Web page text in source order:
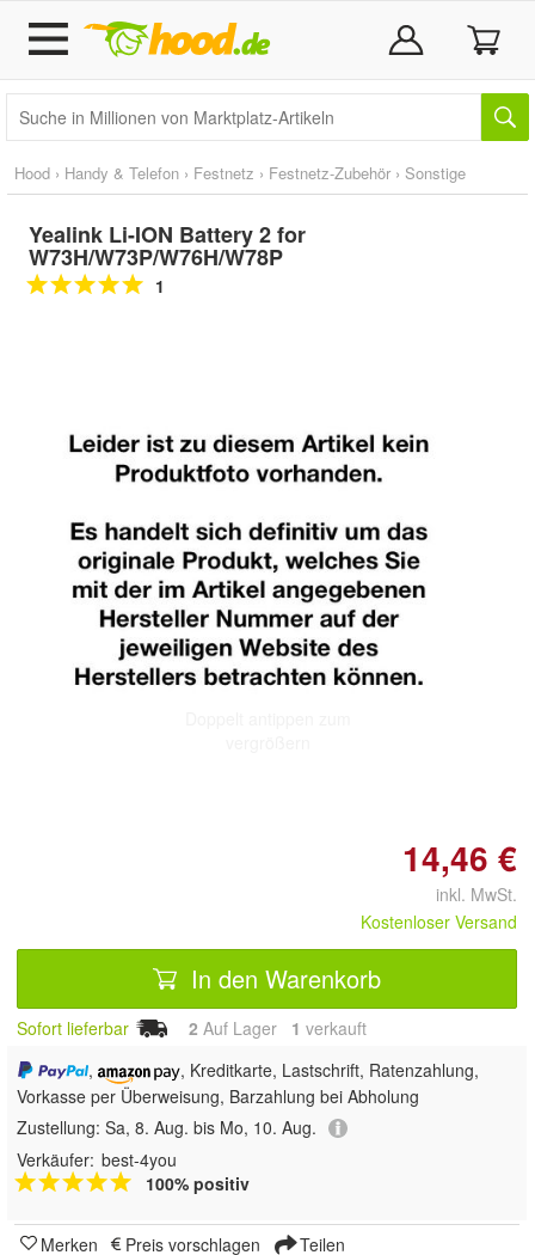
Hood › Handy & Telefon › Festnetz › Festnetz-Zubehör › Sonstige
Yealink Li-ION Battery 2 for
W73H/W73P/W76H/W78P
1
14,46 €
inkl. MwSt.
Kostenloser Versand
In den Warenkorb
Sofort lieferbar 2 Auf Lager 1 verkauft
,
, Kreditkarte, Lastschrift, Ratenzahlung,
Vorkasse per Überweisung, Barzahlung bei Abholung
Zustellung: Sa, 8. Aug. bis Mo, 10. Aug.
Verkäufer: best-4you
100% positiv
Merken Preis vorschlagen Teilen